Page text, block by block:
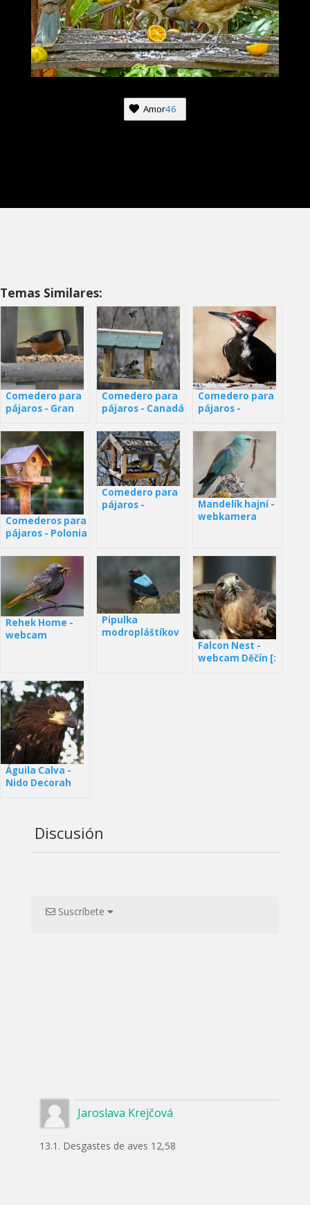
Amor46
Temas Similares:
Comedero para
pájaros - Gran
Comedero para
pájaros - Canadá
Comedero para
pájaros -
Comederos para
pájaros - Polonia
Comedero para
pájaros -
Mandelík hajní -
webkamera
Rehek Home -
webcam
Pipulka
modropláštíkov
Falcon Nest -
webcam Děčín [:
Águila Calva -
Nido Decorah
Discusión
Suscríbete
Jaroslava Krejčová
13.1. Desgastes de aves 12,58